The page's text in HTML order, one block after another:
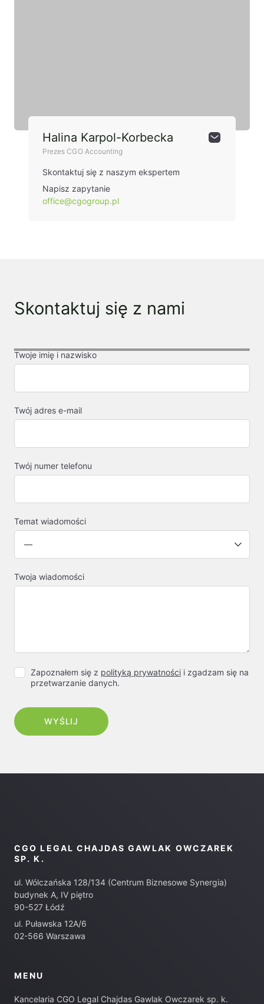
Halina Karpol-Korbecka
Prezes CGO Accounting
Skontaktuj się z naszym ekspertem
Napisz zapytanie
office@cgogroup.pl
Skontaktuj się z nami
Twoje imię i nazwisko
Twój adres e-mail
Twój numer telefonu
Temat wiadomości
Twoja wiadomości
Zapoznałem się z polityką prywatności i zgadzam się na
przetwarzanie danych.
CGO LEGAL CHAJDAS GAWLAK OWCZAREK
SP. K.
ul. Wólczańska 128/134 (Centrum Biznesowe Synergia)
budynek A, IV piętro
90-527 Łódź
ul. Puławska 12A/6
02-566 Warszawa
MENU
Kancelaria CGO Legal Chajdas Gawlak Owczarek sp. k.